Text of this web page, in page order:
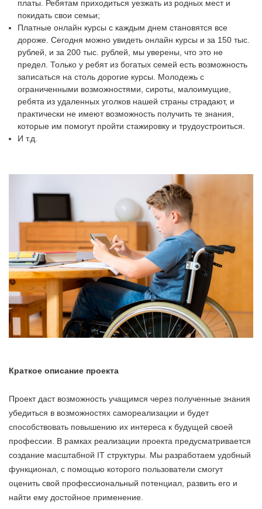
платы. Ребятам приходиться уезжать из родных мест и
покидать свои семьи;
Платные онлайн курсы с каждым днем становятся все
дороже. Сегодня можно увидеть онлайн курсы и за 150 тыс.
рублей, и за 200 тыс. рублей, мы уверены, что это не
предел. Только у ребят из богатых семей есть возможность
записаться на столь дорогие курсы. Молодежь с
ограниченными возможностями, сироты, малоимущие,
ребята из удаленных уголков нашей страны страдают, и
практически не имеют возможность получить те знания,
которые им помогут пройти стажировку и трудоустроиться.
И т.д.
Краткое описание проекта
Проект даст возможность учащимся через полученные знания
убедиться в возможностях самореализации и будет
способствовать повышению их интереса к будущей своей
профессии. В рамках реализации проекта предусматривается
создание масштабной IT структуры. Мы разработаем удобный
функционал, с помощью которого пользователи смогут
оценить свой профессиональный потенциал, развить его и
найти ему достойное применение.